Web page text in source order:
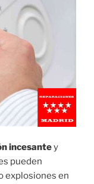
incesantey
pueden
explosiones en